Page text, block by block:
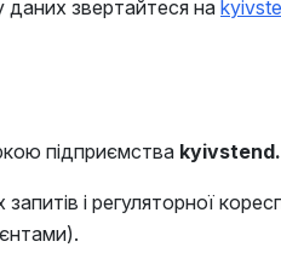
даних звертайтеся на
підприємства
і регуляторної